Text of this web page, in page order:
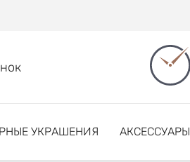
УКРАШЕНИЯ АКСЕССУАРЫ